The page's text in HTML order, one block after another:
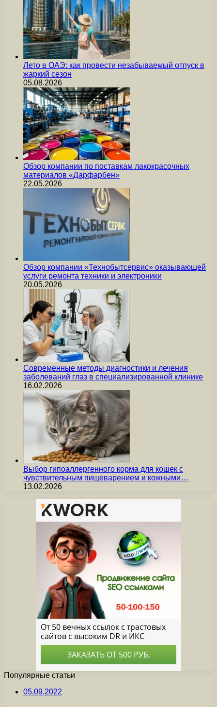
Лето в ОАЭ: как провести незабываемый отпуск в
жаркий сезон
05.08.2026
Обзор компании по поставкам лакокрасочных
материалов «Дарфарбен»
22.05.2026
Обзор компании «Технобытсервис» оказывающей
услуги ремонта техники и электроники
20.05.2026
Современные методы диагностики и лечения
заболеваний глаз в специализированной клинике
16.02.2026
Выбор гипоаллергенного корма для кошек с
чувствительным пищеварением и кожными…
13.02.2026
Популярные статьи
05.09.2022